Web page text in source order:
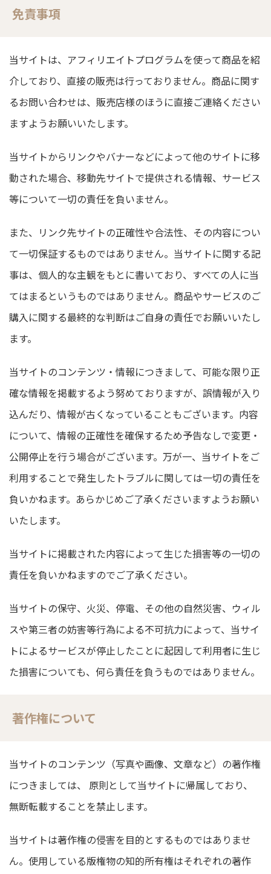
免責事項
当サイトは、アフィリエイトプログラムを使って商品を紹
介しており、直接の販売は行っておりません。商品に関す
るお問い合わせは、販売店様のほうに直接ご連絡ください
ますようお願いいたします。
当サイトからリンクやバナーなどによって他のサイトに移
動された場合、移動先サイトで提供される情報、サービス
等について一切の責任を負いません。
また、リンク先サイトの正確性や合法性、その内容につい
て一切保証するものではありません。当サイトに関する記
事は、個人的な主観をもとに書いており、すべての人に当
てはまるというものではありません。商品やサービスのご
購入に関する最終的な判断はご自身の責任でお願いいたし
ます。
当サイトのコンテンツ・情報につきまして、可能な限り正
確な情報を掲載するよう努めておりますが、誤情報が入り
込んだり、情報が古くなっていることもございます。内容
について、情報の正確性を確保するため予告なしで変更・
公開停止を行う場合がございます。万が一、当サイトをご
利用することで発生したトラブルに関しては一切の責任を
負いかねます。あらかじめご了承くださいますようお願い
いたします。
当サイトに掲載された内容によって生じた損害等の一切の
責任を負いかねますのでご了承ください。
当サイトの保守、火災、停電、その他の自然災害、ウィル
スや第三者の妨害等行為による不可抗力によって、当サイ
トによるサービスが停止したことに起因して利用者に生じ
た損害についても、何ら責任を負うものではありません。
著作権について
当サイトのコンテンツ（写真や画像、文章など）の著作権
につきましては、 原則として当サイトに帰属しており、
無断転載することを禁止します。
当サイトは著作権の侵害を目的とするものではありませ
ん。使用している版権物の知的所有権はそれぞれの著作